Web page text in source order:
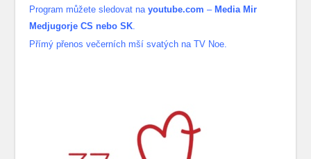
Program můžete sledovat nayoutube.com – Media Mir
Medjugorje CS nebo SK
Přímý přenos večerních mší svatých na TV Noe.